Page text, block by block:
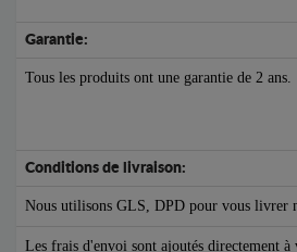
Garantie:
Tous les produits ont une garantie de 2 ans.
Conditions de livraison:
Nous utilisons GLS, DPD pour vous livrer
Les frais d'envoi sont ajoutés directement à